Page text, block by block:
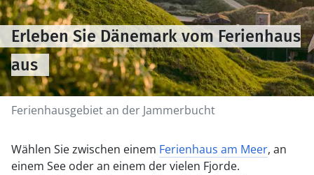
Ferienhausgebiet an der Jammerbucht
Erleben Sie Dänemark vom Ferienhaus
aus
Wählen Sie zwischen einem Ferienhaus am Meer, an
einem See oder an einem der vielen Fjorde.